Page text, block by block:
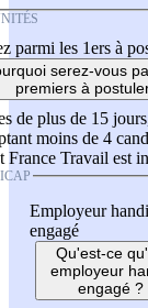
parmi les 1ers à
serez-vous
premiers à
de plus de 15
moins de 4
France Travail est
Employeur
engagé
Qu'est-ce
employeur
engagé ?